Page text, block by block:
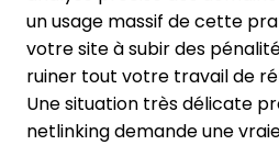
un usage massif de cette
votre site à subir des
ruiner tout votre travail de
Une situation très délicate
netlinking demande une